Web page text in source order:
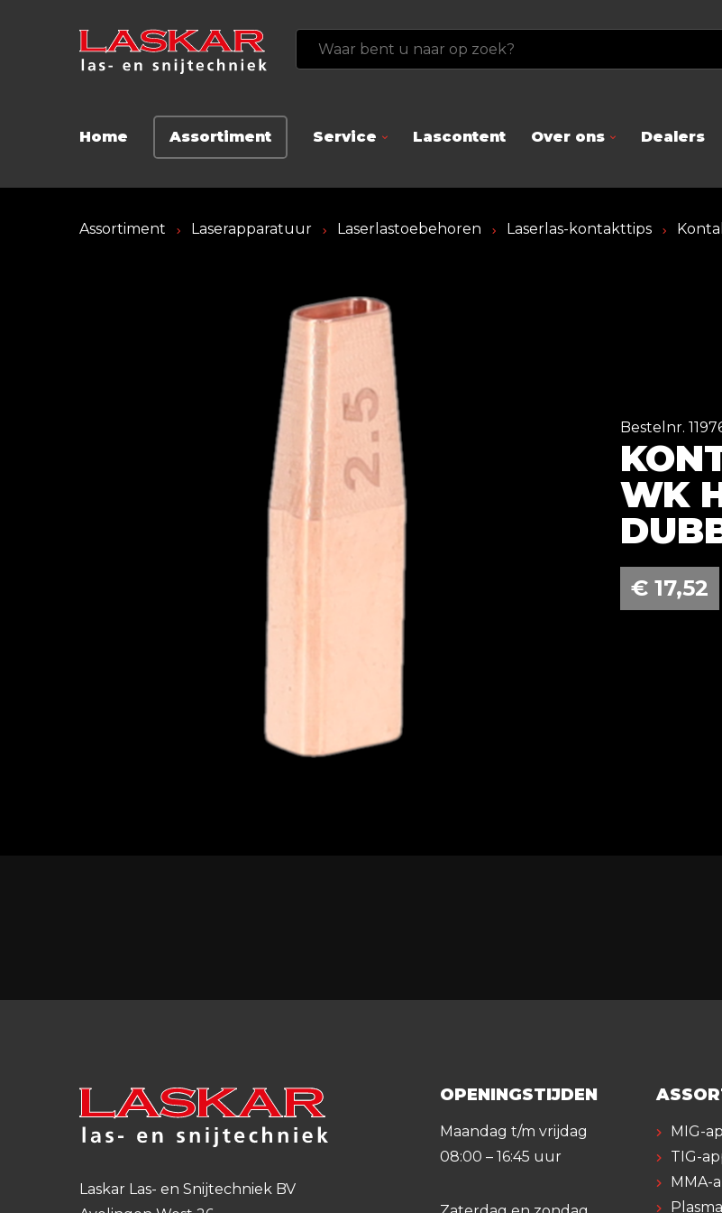
Home Assortiment Service Lascontent Over ons Dealers
Assortiment Laserapparatuur Laserlastoebehoren Laserlas-kontakttips
Bestelnr.
WK
€ 17,52
Laskar Las- en Snijtechniek BV
OPENINGSTIJDEN
Maandag t/m vrijdag
08:00 – 16:45 uur
MIG-
TIG-
MMA-